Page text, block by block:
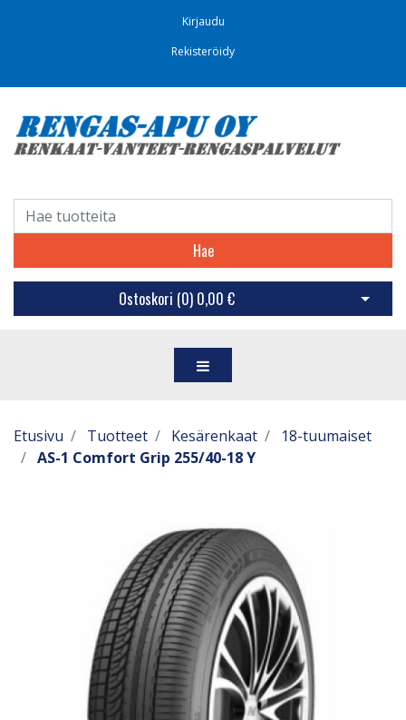
Kirjaudu
Rekisteröidy
Hae
Ostoskori (0) 0,00 € Avaa
Etusivu Tuotteet Kesärenkaat
18-tuumaiset
AS-1 Comfort Grip 255/40-18 Y